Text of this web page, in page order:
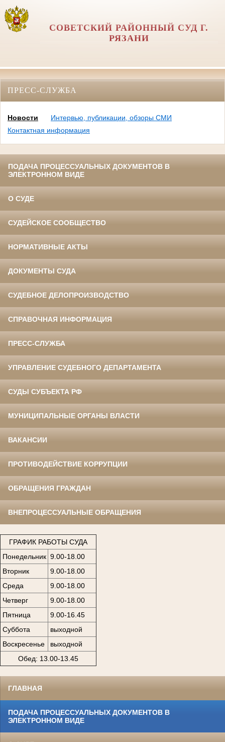
СОВЕТСКИЙ РАЙОННЫЙ СУД Г.
РЯЗАНИ
ПРЕСС-СЛУЖБА
Новости
Интервью, публикации, обзоры СМИ
Контактная информация
ПОДАЧА ПРОЦЕССУАЛЬНЫХ ДОКУМЕНТОВ В
ЭЛЕКТРОННОМ ВИДЕ
О СУДЕ
СУДЕЙСКОЕ СООБЩЕСТВО
НОРМАТИВНЫЕ АКТЫ
ДОКУМЕНТЫ СУДА
СУДЕБНОЕ ДЕЛОПРОИЗВОДСТВО
СПРАВОЧНАЯ ИНФОРМАЦИЯ
ПРЕСС-СЛУЖБА
УПРАВЛЕНИЕ СУДЕБНОГО ДЕПАРТАМЕНТА
СУДЫ СУБЪЕКТА РФ
МУНИЦИПАЛЬНЫЕ ОРГАНЫ ВЛАСТИ
ВАКАНСИИ
ПРОТИВОДЕЙСТВИЕ КОРРУПЦИИ
ОБРАЩЕНИЯ ГРАЖДАН
ВНЕПРОЦЕССУАЛЬНЫЕ ОБРАЩЕНИЯ
ГРАФИК РАБОТЫ СУДА
Понедельник 9.00-18.00
Вторник
9.00-18.00
Среда
9.00-18.00
Четверг
9.00-18.00
Пятница
9.00-16.45
Суббота
выходной
Воскресенье
выходной
Обед: 13.00-13.45
ГЛАВНАЯ
ПОДАЧА ПРОЦЕССУАЛЬНЫХ ДОКУМЕНТОВ В
ЭЛЕКТРОННОМ ВИДЕ